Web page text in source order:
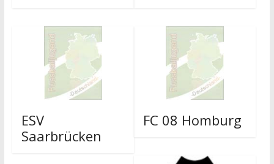
ESV
Saarbrücken
FC 08 Homburg